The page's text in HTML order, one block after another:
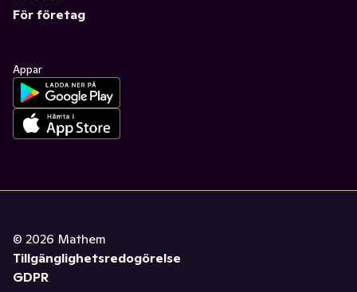
För företag
Appar
© 2026 Mathem
Tillgänglighetsredogörelse
GDPR